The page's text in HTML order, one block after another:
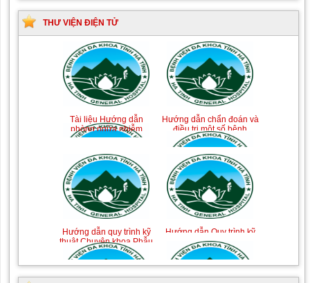
THƯ VIỆN ĐIỆN TỬ
Tài liệu Hướng dẫn
phòng ngừa nhiễm
khuẩn vết mổ
Hướng dẫn chẩn đoán và
điều trị một số bệnh
truyền nhiễm
Hướng dẫn quy trình kỹ
thuật Chuyên khoa Phẫu
thuật Tiết niệu
Hướng dẫn Quy trình kỹ
thuật Nhi khoa